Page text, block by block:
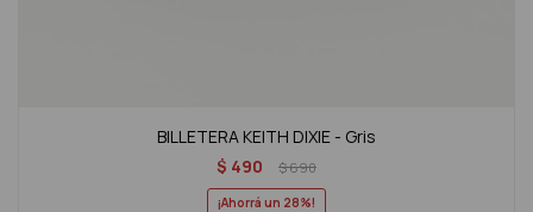
BILLETERA KEITH DIXIE - Gris
$ 490 $690
28